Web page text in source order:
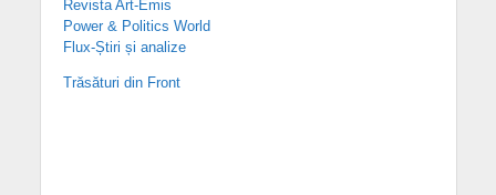
Revista Art-Emis
Power & Politics World
Flux-Știri și analize
Trăsături din Front